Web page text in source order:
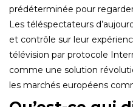
prédéterminée pour
Les téléspectateurs
et contrôle sur leur
télévision par protocole
comme une solution
les marchés européens